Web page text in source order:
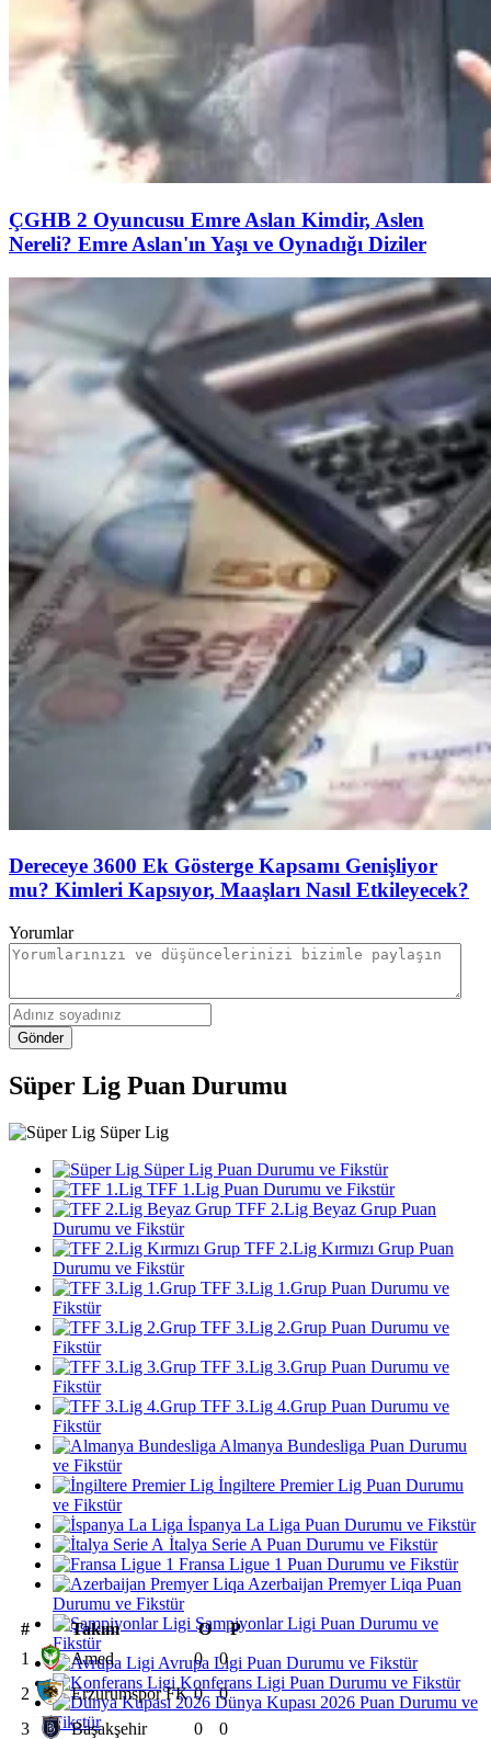
ÇGHB 2 Oyuncusu Emre Aslan Kimdir, Aslen
Nereli? Emre Aslan'ın Yaşı ve Oynadığı Diziler
Dereceye 3600 Ek Gösterge Kapsamı Genişliyor
mu? Kimleri Kapsıyor, Maaşları Nasıl Etkileyecek?
Yorumlar
Gönder
Süper Lig Puan Durumu
Süper Lig
Süper Lig Puan Durumu ve Fikstür
TFF 1.Lig Puan Durumu ve Fikstür
TFF 2.Lig Beyaz Grup Puan
Durumu ve Fikstür
TFF 2.Lig Kırmızı Grup Puan
Durumu ve Fikstür
TFF 3.Lig 1.Grup Puan Durumu ve
Fikstür
TFF 3.Lig 2.Grup Puan Durumu ve
Fikstür
TFF 3.Lig 3.Grup Puan Durumu ve
Fikstür
TFF 3.Lig 4.Grup Puan Durumu ve
Fikstür
Almanya Bundesliga Puan Durumu
ve Fikstür
İngiltere Premier Lig Puan Durumu
ve Fikstür
İspanya La Liga Puan Durumu ve Fikstür
İtalya Serie A Puan Durumu ve Fikstür
Fransa Ligue 1 Puan Durumu ve Fikstür
Azerbaijan Premyer Liqa Puan
Durumu ve Fikstür
Şampiyonlar Ligi Puan Durumu ve
Fikstür
Avrupa Ligi Puan Durumu ve Fikstür
Konferans Ligi Puan Durumu ve Fikstür
Dünya Kupası 2026 Puan Durumu ve
Fikstür
# Takım O
P
1
Amed 0
0
2
Erzurumspor FK 0
0
3
Başakşehir 0
0